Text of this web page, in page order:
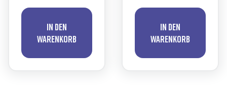
In den
Warenkorb
In den
Warenkorb